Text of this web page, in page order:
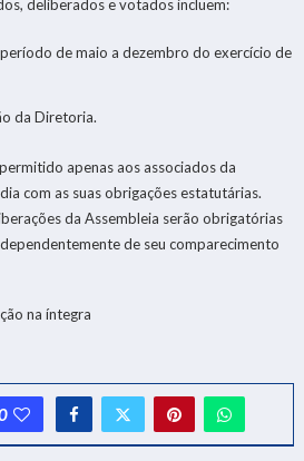
deliberados e votados incluem:
de maio a dezembro do exercício de
da Diretoria.
apenas aos associados da
com as suas obrigações estatutárias.
da Assembleia serão obrigatórias
de seu comparecimento
na íntegra